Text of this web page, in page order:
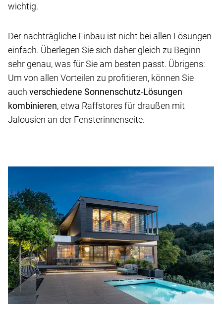
wichtig.
Der nachträgliche Einbau ist nicht bei allen Lösungen
einfach. Überlegen Sie sich daher gleich zu Beginn
sehr genau, was für Sie am besten passt. Übrigens:
Um von allen Vorteilen zu profitieren, können Sie
auch verschiedene Sonnenschutz-Lösungen
kombinieren, etwa Raffstores für draußen mit
Jalousien an der Fensterinnenseite.